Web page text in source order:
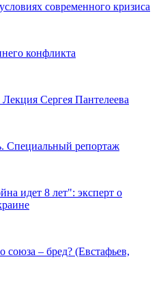
современного кризиса
конфликта
Сергея Пантелеева
Специальный репортаж
идет 8 лет": эксперт о
союза – бред? (Евстафьев,